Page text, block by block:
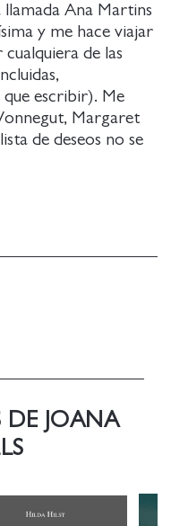
Ana Martins
y me hace viajar
de las
que escribir). Me
Margaret
de deseos no se
DE JOANA